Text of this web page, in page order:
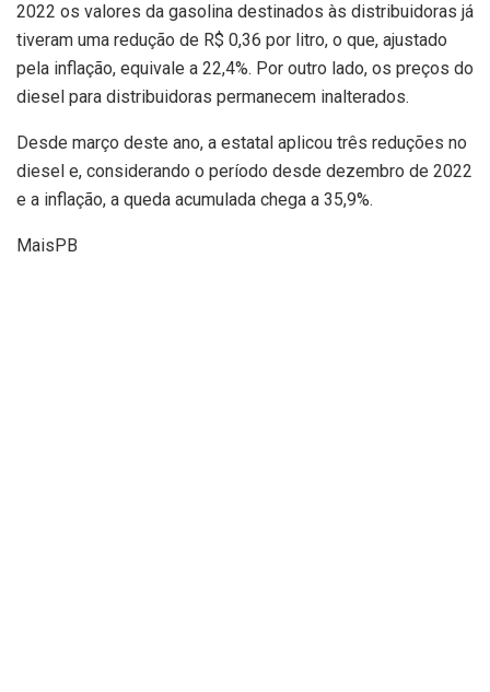
2022 os valores da gasolina destinados às distribuidoras já
tiveram uma redução de R$ 0,36 por litro, o que, ajustado
pela inflação, equivale a 22,4%. Por outro lado, os preços do
diesel para distribuidoras permanecem inalterados.
Desde março deste ano, a estatal aplicou três reduções no
diesel e, considerando o período desde dezembro de 2022
e a inflação, a queda acumulada chega a 35,9%.
MaisPB